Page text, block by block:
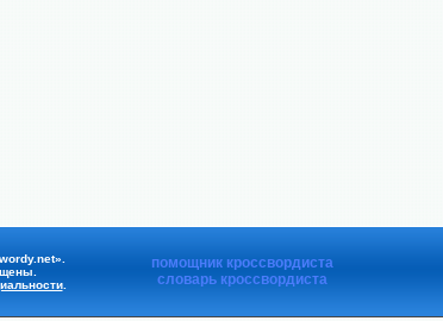
.
помощник кроссвордиста
словарь кроссвордиста